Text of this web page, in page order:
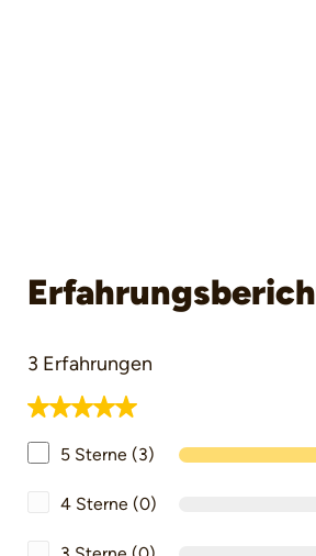
3 Erfahrungen
Durchschnittliche Bewertung
5 Sterne (3)
4 Sterne (0)